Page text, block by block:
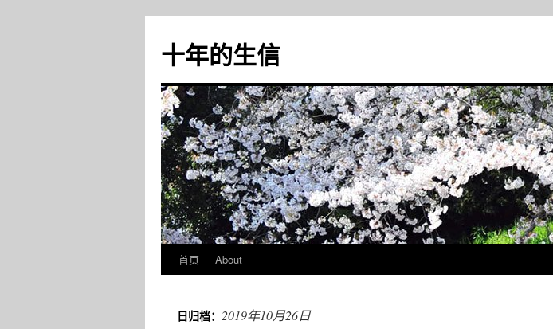
十年的生信
首页 About
日归档： 2019年10月26日